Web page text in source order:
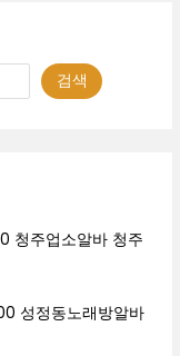
검색
청주업소알바 청주
성정동노래방알바